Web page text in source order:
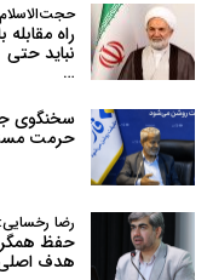
راه
نباید حتی
…
سخنگوی
حرمت
رضا رخسایی:
حفظ
هدف اصلی